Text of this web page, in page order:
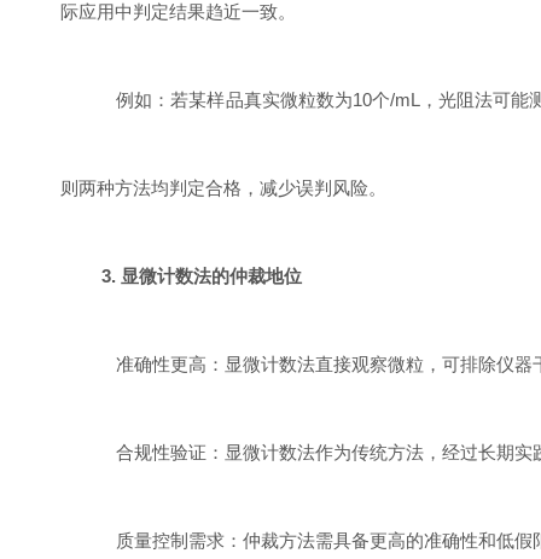
际应用中判定结果趋近一致。
例如：若某样品真实微粒数为10个/mL ，光阻法可能
则两种方法均判定合格，减少误判风险。
3. 显微计数法的仲裁地位
准确性更高：显微计数法直接观察微粒，可排除仪器
合规性验证：显微计数法作为传统方法，经过长期实
质量控制需求：仲裁方法需具备更高的准确性和低